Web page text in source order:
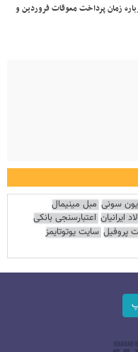
زمان پرداخت معوقات فروردین و
سونی مبل مینیمال
ایرانیان اعتبارسنجی بانکی
پروفیل سایت یوتوتایمز